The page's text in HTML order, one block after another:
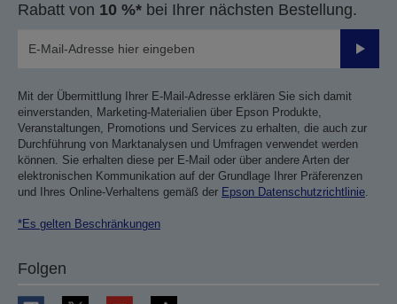
Rabatt von 10 %* bei Ihrer nächsten Bestellung.
Mit der Übermittlung Ihrer E-Mail-Adresse erklären Sie sich damit
einverstanden, Marketing-Materialien über Epson Produkte,
Veranstaltungen, Promotions und Services zu erhalten, die auch zur
Durchführung von Marktanalysen und Umfragen verwendet werden
können. Sie erhalten diese per E-Mail oder über andere Arten der
elektronischen Kommunikation auf der Grundlage Ihrer Präferenzen
und Ihres Online-Verhaltens gemäß der Epson Datenschutzrichtlinie.
*Es gelten Beschränkungen
Folgen